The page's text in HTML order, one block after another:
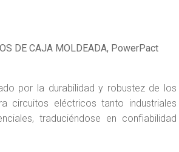
DE CAJA MOLDEADA, PowerPact
por la durabilidad y robustez de los
circuitos eléctricos tanto industriales
traduciéndose en confiabilidad